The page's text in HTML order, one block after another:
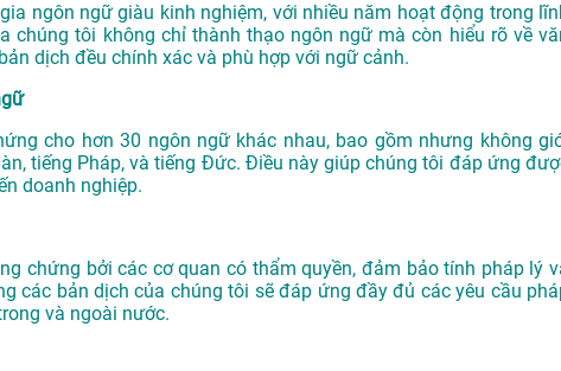
ngôn ngữ giàu kinh nghiệm, với nhiều năm hoạt động trong
chúng tôi không chỉ thành thạo ngôn ngữ mà còn hiểu rõ về
dịch đều chính xác và phù hợp với ngữ cảnh.
cho hơn 30 ngôn ngữ khác nhau, bao gồm nhưng không
tiếng Pháp, và tiếng Đức. Điều này giúp chúng tôi đáp ứng
doanh nghiệp.
chứng bởi các cơ quan có thẩm quyền, đảm bảo tính pháp lý
các bản dịch của chúng tôi sẽ đáp ứng đầy đủ các yêu cầu
và ngoài nước.